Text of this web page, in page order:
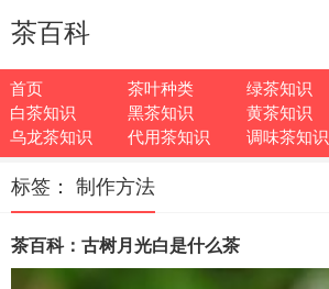
茶百科
首页 茶叶种类 绿茶知识
白茶知识
黑茶知识 黄茶知识
乌龙茶知识
代用茶知识 调味茶知识
标签： 制作方法
茶百科：古树月光白是什么茶